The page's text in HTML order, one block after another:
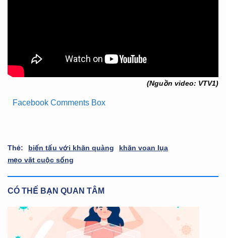
(Nguồn video: VTV1)
Facebook Comments Box
Thẻ: biến tấu với khăn quàng
khăn voan lụa
mẹo vặt cuộc sống
CÓ THỂ BẠN QUAN TÂM